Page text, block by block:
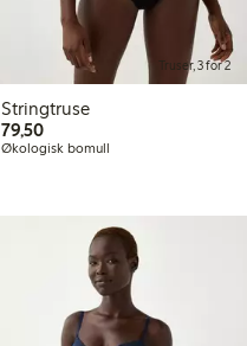
Truser, 3 for 2
Stringtruse
79,5079,50 kr
Økologisk bomull